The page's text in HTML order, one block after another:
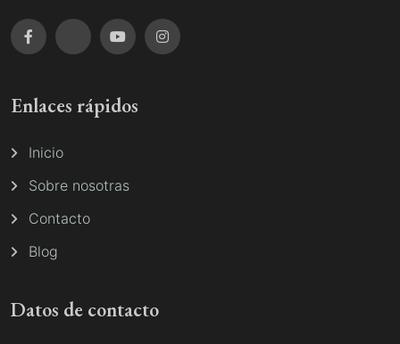
Enlaces rápidos
Inicio
Sobre nosotras
Contacto
Blog
Datos de contacto